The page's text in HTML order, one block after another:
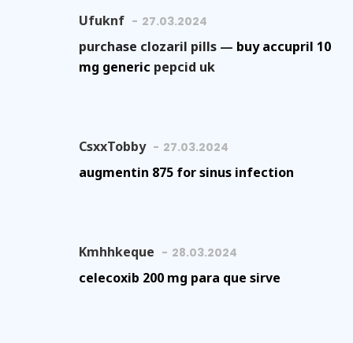
Ufuknf 27.03.2024
purchase clozaril pills — buy accupril 10
mg generic pepcid uk
CsxxTobby 27.03.2024
augmentin 875 for sinus infection
Kmhhkeque 28.03.2024
celecoxib 200 mg para que sirve